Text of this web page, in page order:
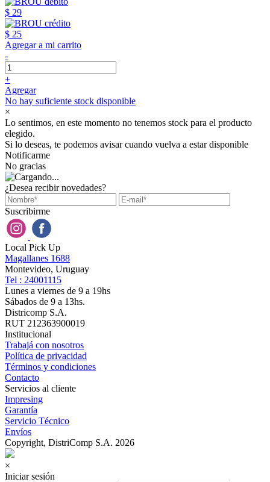
$ 29
$ 25
Agregar a mi carrito
-
+
Agregar
No hay suficiente stock disponible
×
Lo sentimos, en este momento no tenemos stock para el producto
elegido.
Si lo deseas, te podemos avisar cuando vuelva a estar disponible
Notificarme
No gracias
¿Desea recibir novedades?
Suscribirme
Local Pick Up
Magallanes 1688
Montevideo, Uruguay
Tel : 24001115
Lunes a viernes de 9 a 19hs
Sábados de 9 a 13hs.
Districomp S.A.
RUT 212363900019
Institucional
Trabajá con nosotros
Política de privacidad
Términos y condiciones
Contacto
Servicios al cliente
Impresing
Garantía
Servicio Técnico
Envíos
Copyright, DistriComp S.A. 2026
×
Iniciar sesión